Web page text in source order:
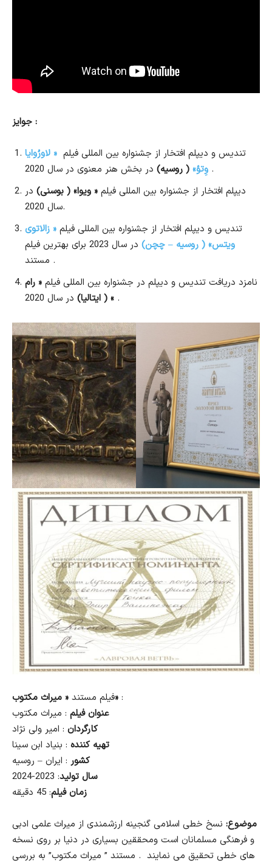
جوایز :
تندیس و دیپلم افتخار از جشنواره بین المللی فیلم « لاورُوایا
وِتؤ» ( روسیه)
در بخش هنر معنوی در سال 2020 .
دیپلم افتخار از جشنواره بین المللی فیلم « ویوا» ( بوسنی) در
سال 2020.
تندیس و دیپلم افتخار از جشنواره بین المللی فیلم « زالاتوی
ویتس» ( روسیه – چچن)
در سال 2023 برای بهترین فیلم
مستند .
نامزد دریافت تندیس و دیپلم در جشنواره بین المللی فیلم « رام
» ( ایتالیا) در سال 2020 .
فیلم مستند« میراث مکتوب» :
عنوان فیلم : میراث مکتوب
کارگردان : امیر ولی نژاد
تهیه کننده : بنیاد ابن سینا
کشور : ایران – روسیه
سال تولید: 2023-2024
زمان فیلم: 45 دقیقه
موضوع: نسخ خطی اسلامی گنجینه ارزشمندی از میراث علمی ادبی
و فرهنگی مسلمانان است ومحققین بسیاری در دنیا بر روی نسخه
های خطی تحقیق می نمایند . مستند ” میراث مکتوب” به بررسی